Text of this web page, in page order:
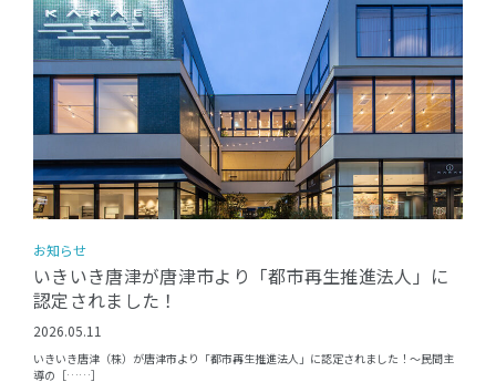
お知らせ
いきいき唐津が唐津市より「都市再生推進法人」に
認定されました！
2026.05.11
いきいき唐津（株）が唐津市より「都市再生推進法人」に認定されました！〜民間主
導の［……］